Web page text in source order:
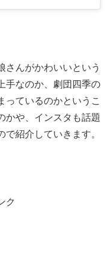
さんがかわいいという
手なのか、劇団四季の
っているのかというこ
かや、インスタも話題
紹介していきます。
ク